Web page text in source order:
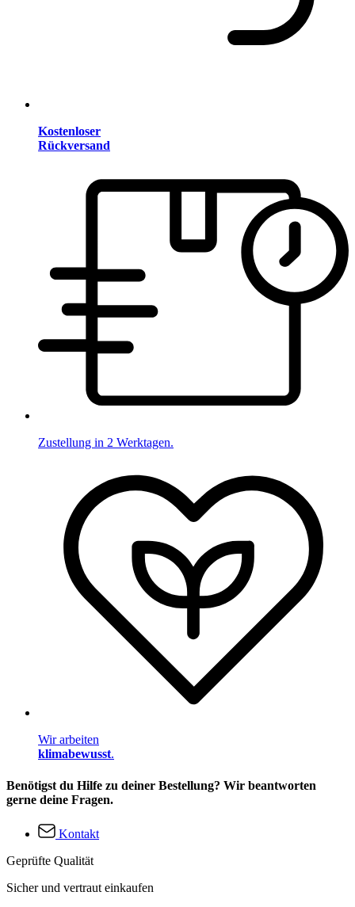
Kostenloser
Rückversand
Zustellung in 2 Werktagen.
Wir arbeiten
klimabewusst.
Benötigst du Hilfe zu deiner Bestellung? Wir beantworten
gerne deine Fragen.
Kontakt
Geprüfte Qualität
Sicher und vertraut einkaufen